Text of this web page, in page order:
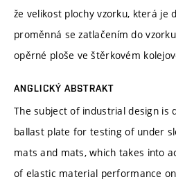
že velikost plochy vzorku, která je
proměnná se zatlačením do
opěrné ploše ve štěrkovém
ANGLICKÝ ABSTRAKT
The subject of industrial design is
ballast plate for testing of under
mats and mats, which takes into
of elastic material performance